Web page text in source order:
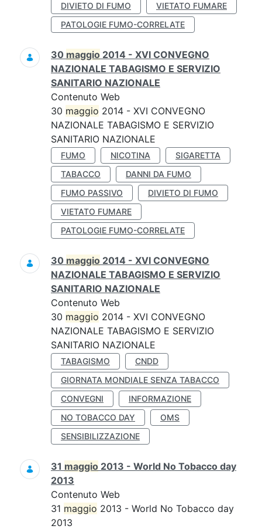
DIVIETO DI FUMO
VIETATO FUMARE
PATOLOGIE FUMO-CORRELATE
30 maggio 2014 - XVI CONVEGNO
NAZIONALE TABAGISMO E SERVIZIO
SANITARIO NAZIONALE
Contenuto Web
30 maggio 2014 - XVI CONVEGNO
NAZIONALE TABAGISMO E SERVIZIO
SANITARIO NAZIONALE
FUMO NICOTINA
SIGARETTA
TABACCO
DANNI DA FUMO
FUMO PASSIVO
DIVIETO DI FUMO
VIETATO FUMARE
PATOLOGIE FUMO-CORRELATE
30 maggio 2014 - XVI CONVEGNO
NAZIONALE TABAGISMO E SERVIZIO
SANITARIO NAZIONALE
Contenuto Web
30 maggio 2014 - XVI CONVEGNO
NAZIONALE TABAGISMO E SERVIZIO
SANITARIO NAZIONALE
TABAGISMO
CNDD
GIORNATA MONDIALE SENZA TABACCO
CONVEGNI
INFORMAZIONE
NO TOBACCO DAY
OMS
SENSIBILIZZAZIONE
31 maggio 2013 - World No Tobacco day
2013
Contenuto Web
31 maggio 2013 - World No Tobacco day
2013